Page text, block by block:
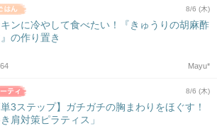
8/6 (木)
ンに冷やして食べたい！『きゅうりの胡麻酢
の作り置き
Mayu*
8/6 (木)
単3ステップ】ガチガチの胸まわりをほぐす！
き肩対策ピラティス」